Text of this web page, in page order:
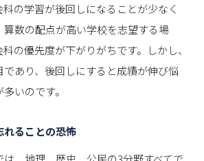
の学習が後回しになることが少なく
算数の配点が高い学校を志望する場
の優先度が下がりがちです。しかし、
あり、後回しにすると成績が伸び悩
いのです。
れることの恐怖